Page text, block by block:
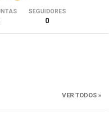
SEGUIDORES
0
VER TODOS »